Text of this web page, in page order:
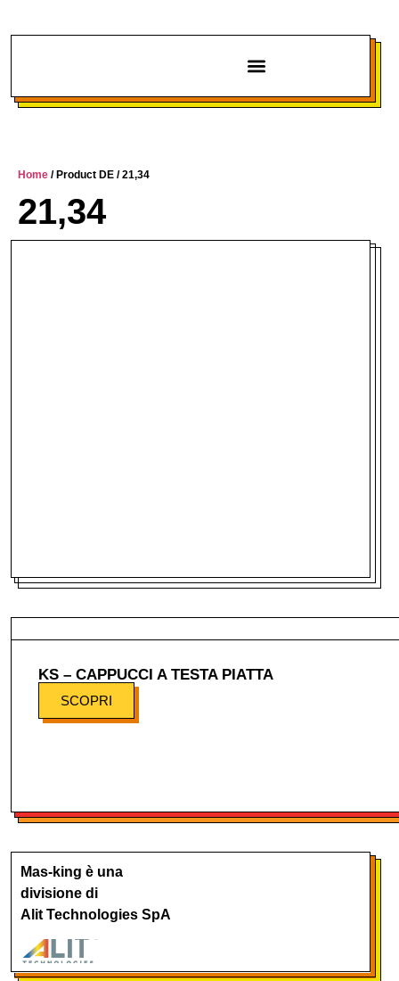
Home / Product DE / 21,34
21,34
KS – CAPPUCCI A TESTA PIATTA
SCOPRI
Mas-king è una
divisione di
Alit Technologies SpA